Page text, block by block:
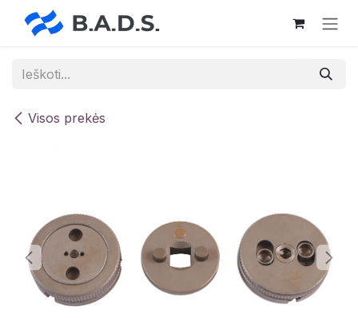
Skip to Content
Visos prekės